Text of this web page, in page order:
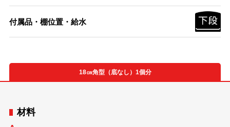
付属品・棚位置・給水
18㎝角型（底なし）1個分
材料